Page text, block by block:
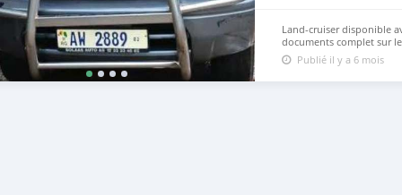
Land-cruiser disponible
documents complet sur
Publié il y a 6 mois